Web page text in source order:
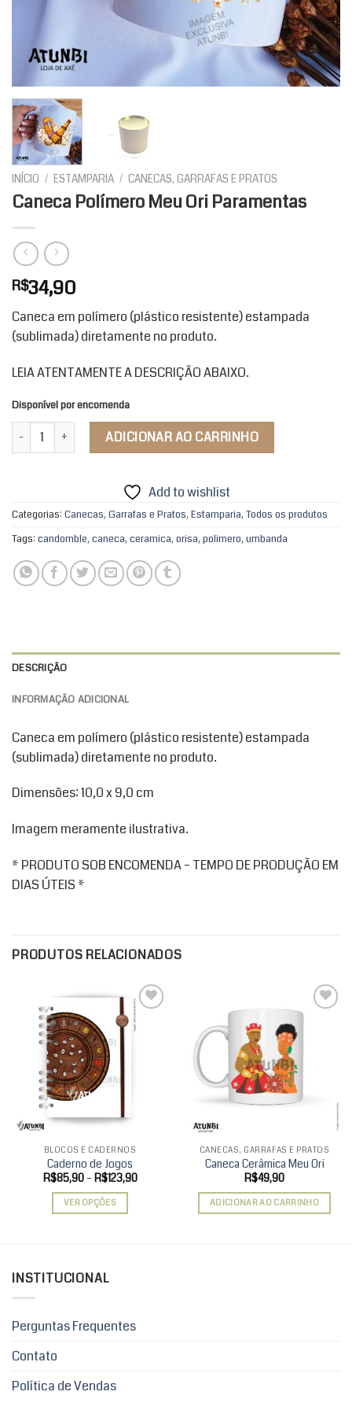
INÍCIO / ESTAMPARIA / CANECAS, GARRAFAS E PRATOS
Caneca Polímero Meu Ori Paramentas
R$34,90
Caneca em polímero (plástico resistente) estampada
(sublimada) diretamente no produto.
LEIA ATENTAMENTE A DESCRIÇÃO ABAIXO.
Disponível por encomenda
Caneca Polímero Meu Ori Paramentas quantidade
ADICIONAR AO CARRINHO
Add to wishlist
Categorias: Canecas, Garrafas e Pratos, Estamparia, Todos os produtos
Tags: candomble, caneca, ceramica, orisa, polimero, umbanda
DESCRIÇÃO
INFORMAÇÃO ADICIONAL
Caneca em polímero (plástico resistente) estampada
(sublimada) diretamente no produto.
Dimensões: 10,0 x 9,0 cm
Imagem meramente ilustrativa.
* PRODUTO SOB ENCOMENDA – TEMPO DE PRODUÇÃO EM
DIAS ÚTEIS *
PRODUTOS RELACIONADOS
BLOCOS E CADERNOS
Caderno de Jogos
R$85,90 – R$123,90Faixa
VER OPÇÕES
várias
variantes.
opções
podem
na
CANECAS, GARRAFAS E PRATOS
Caneca Cerâmica Meu Ori
R$49,90
ADICIONAR AO CARRINHO
INSTITUCIONAL
Perguntas Frequentes
Contato
Política de Vendas